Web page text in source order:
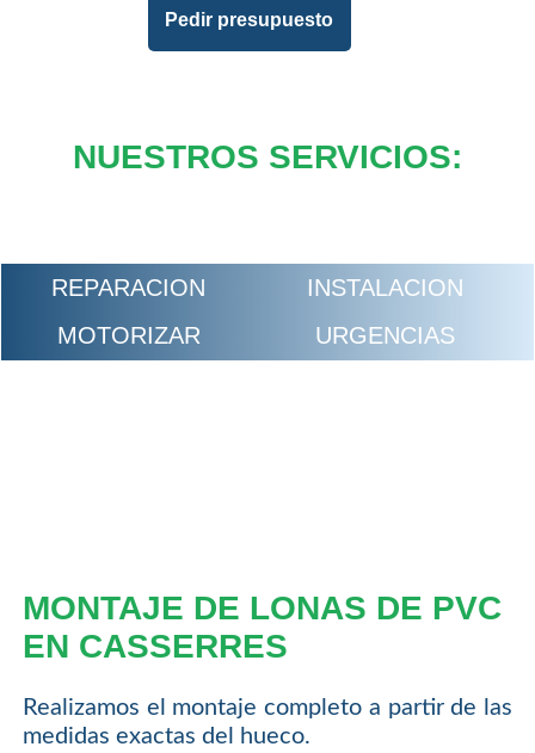
Pedir presupuesto
NUESTROS SERVICIOS:
REPARACION
INSTALACION
MOTORIZAR
URGENCIAS
MONTAJE DE LONAS DE PVC
EN CASSERRES
Realizamos el montaje completo a partir de las
medidas exactas del hueco.